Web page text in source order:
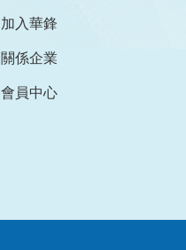
加入華鋒
關係企業
會員中心